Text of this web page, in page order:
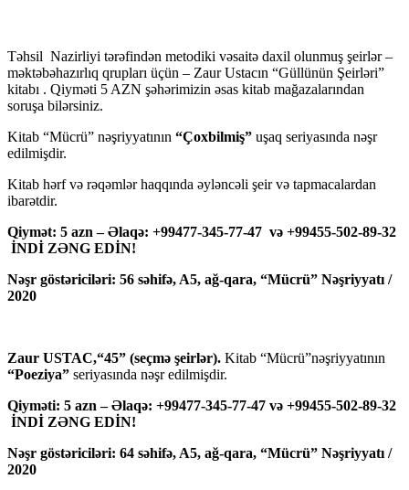
Təhsil Nazirliyi tərəfindən metodiki vəsaitə daxil olunmuş şeirlər –
məktəbəhazırlıq qrupları üçün – Zaur Ustacın “Güllünün Şeirləri”
kitabı . Qiyməti 5 AZN şəhərimizin əsas kitab mağazalarından
soruşa bilərsiniz.
Kitab “Mücrü” nəşriyyatının “Çoxbilmiş” uşaq seriyasında nəşr
edilmişdir.
Kitab hərf və rəqəmlər haqqında əyləncəli şeir və tapmacalardan
ibarətdir.
Qiymət: 5 azn – Əlaqə: +99477-345-77-47 və +99455-502-89-32
İNDİ ZƏNG EDİN!
Nəşr göstəriciləri: 56 səhifə, A5, ağ-qara, “Mücrü” Nəşriyyatı /
2020
Zaur USTAC,“45” (seçmə şeirlər). Kitab “Mücrü”nəşriyyatının
“Poeziya” seriyasında nəşr edilmişdir.
Qiyməti: 5 azn – Əlaqə: +99477-345-77-47 və +99455-502-89-32
İNDİ ZƏNG EDİN!
Nəşr göstəriciləri: 64 səhifə, A5, ağ-qara, “Mücrü” Nəşriyyatı /
2020